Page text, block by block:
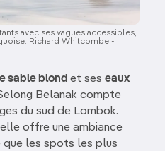
avec ses vagues accessibles,
Richard Whitcombe -
sable blond et ses eaux
Belanak compte
du sud de Lombok.
offre une ambiance
les spots les plus